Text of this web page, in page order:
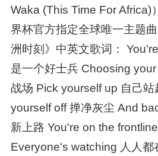
Waka (This Time For Africa)
界杯官方指定全球唯一主题
洲时刻》中英文歌词：
是一个好士兵 Choosing
战场 Pick yourself up 自己
yourself off 掸净灰尘 And
新上路 You're on the
Everyone's watching 人人都